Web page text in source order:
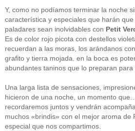
Y, como no podíamos terminar la noche
característica y especiales que harán
paladares sean inolvidables con Petit
Es de color rojo picota con destellos
recuerdan a las moras, los arándanos
grafito y tierra mojada. en la boca es
abundantes taninos que lo preparan para
Una larga lista de sensaciones,
hicieron de una noche, un momento
recordaremos juntos y vendrán
muchos «brindis» con el mejor aroma de
especial que nos compartimos.